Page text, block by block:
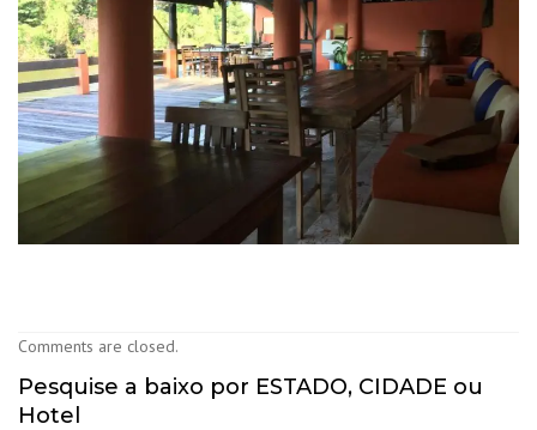
Comments are closed.
Pesquise a baixo por ESTADO, CIDADE ou
Hotel